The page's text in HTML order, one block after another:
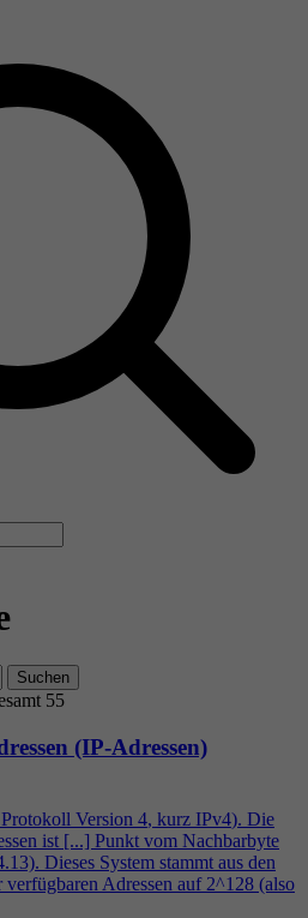
Suchen
55
(IP-Adressen)
Version 4, kurz IPv4). Die
ist [...] Punkt vom Nachbarbyte
.13). Dieses System stammt aus den
Adressen auf 2^128 (also